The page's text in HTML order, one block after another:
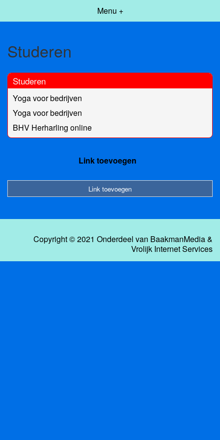
Menu +
Studeren
Studeren
Yoga voor bedrijven
Yoga voor bedrijven
BHV Herharling online
Link toevoegen
Link toevoegen
Copyright © 2021 Onderdeel van BaakmanMedia&
Vrolijk Internet Services